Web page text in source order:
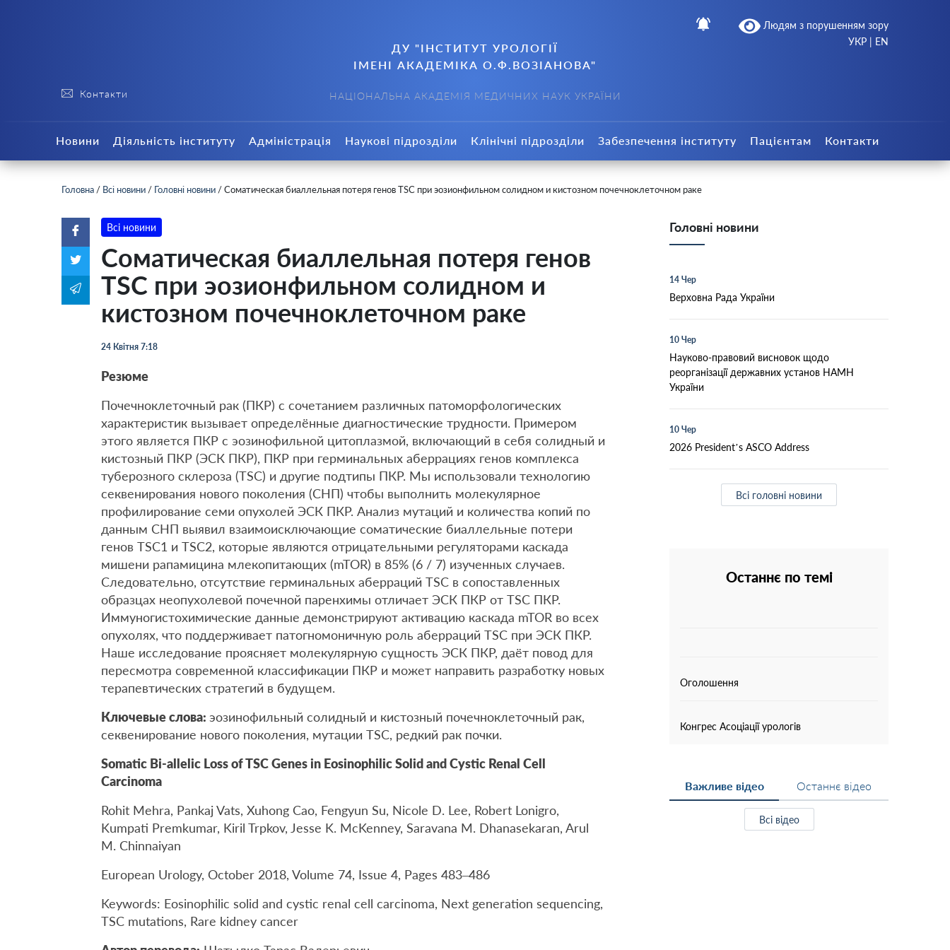
Людям з порушенням зору
Контакти
ДУ "ІНСТИТУТ УРОЛОГІЇ
ІМЕНІ АКАДЕМІКА О.Ф.ВОЗІАНОВА"
НАЦІОНАЛЬНА АКАДЕМІЯ МЕДИЧНИХ НАУК УКРАЇНИ
УКР | EN
Новини Діяльність інституту Адміністрація Наукові підрозділи Клінічні підрозділи Забезпечення інституту Пацієнтам Контакти
Головна / Всі новини / Головні новини /Соматическая биаллельная потеря генов TSC при эозионфильном солидном и кистозном почечноклеточном раке
Всі новини
Соматическая биаллельная потеря генов
TSC при эозионфильном солидном и
кистозном почечноклеточном раке
24 Квітня 7:18
Резюме
Почечноклеточный рак (ПКР) с сочетанием различных патоморфологических
характеристик вызывает определённые диагностические трудности. Примером
этого является ПКР с эозинофильной цитоплазмой, включающий в себя солидный и
кистозный ПКР (ЭСК ПКР), ПКР при герминальных аберрациях генов комплекса
туберозного склероза (TSC) и другие подтипы ПКР. Мы использовали технологию
секвенирования нового поколения (СНП) чтобы выполнить молекулярное
профилирование семи опухолей ЭСК ПКР. Анализ мутаций и количества копий по
данным СНП выявил взаимоисключающие соматические биаллельные потери
генов TSC1 и TSC2, которые являются отрицательными регуляторами каскада
мишени рапамицина млекопитающих (mTOR) в 85% (6 / 7) изученных случаев.
Следовательно, отсутствие герминальных аберраций TSC в сопоставленных
образцах неопухолевой почечной паренхимы отличает ЭСК ПКР от TSC ПКР.
Иммуногистохимические данные демонстрируют активацию каскада mTOR во всех
опухолях, что поддерживает патогномоничную роль аберраций TSC при ЭСК ПКР.
Наше исследование проясняет молекулярную сущность ЭСК ПКР, даёт повод для
пересмотра современной классификации ПКР и может направить разработку новых
терапевтических стратегий в будущем.
Ключевые слова: эозинофильный солидный и кистозный почечноклеточный рак,
секвенирование нового поколения, мутации TSC, редкий рак почки.
Somatic Bi-allelic Loss of TSC Genes in Eosinophilic Solid and Cystic Renal Cell
Carcinoma
Rohit Mehra, Pankaj Vats, Xuhong Cao, Fengyun Su, Nicole D. Lee, Robert Lonigro,
Kumpati Premkumar, Kiril Trpkov, Jesse K. McKenney, Saravana M. Dhanasekaran, Arul
M. Chinnaiyan
European Urology, October 2018, Volume 74, Issue 4, Pages 483–486
Keywords: Eosinophilic solid and cystic renal cell carcinoma, Next generation sequencing,
TSC mutations, Rare kidney cancer
Головні новини
14 Чер
Верховна Рада України
10 Чер
Науково-правовий висновок щодо
реорганізації державних установ НАМН
України
10 Чер
2026 President’s ASCO Address
Всі головні новини
Останнє по темі
Оголошення
Конгрес Асоціації урологів
Важливе відео Останнє відео
Всі відео